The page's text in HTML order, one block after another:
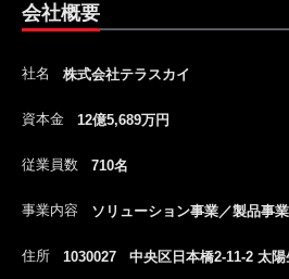
会社概要
社名 株式会社テラスカイ
資本金 12億5,689万円
従業員数 710名
事業内容 ソリューション事業／製品事業
住所 1030027 中央区日本橋2-11-2 太陽